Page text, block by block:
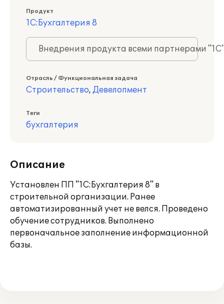
Продукт
1С:Бухгалтерия 8
Внедрения продукта всеми партнерами
Отрасль / Функциональная задача
Строительство, Девелопмент
Теги
бухгалтерия
Описание
Установлен ПП "1С:Бухгалтерия 8" в
строительной организации. Ранее
автоматизированный учет не велся. Проведено
обучение сотрудников. Выполнено
первоначальное заполнение информационной
базы.